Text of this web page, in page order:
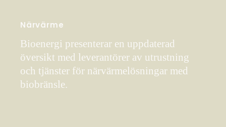
Närvärme
Bioenergi presenterar en uppdaterad
översikt med leverantörer av utrustning
och tjänster för närvärmelösningar med
biobränsle.